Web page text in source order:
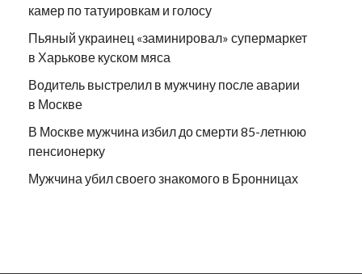
камер по татуировкам и голосу
Пьяный украинец «заминировал» супермаркет
в Харькове куском мяса
Водитель выстрелил в мужчину после аварии
в Москве
В Москве мужчина избил до смерти 85-летнюю
пенсионерку
Мужчина убил своего знакомого в Бронницах